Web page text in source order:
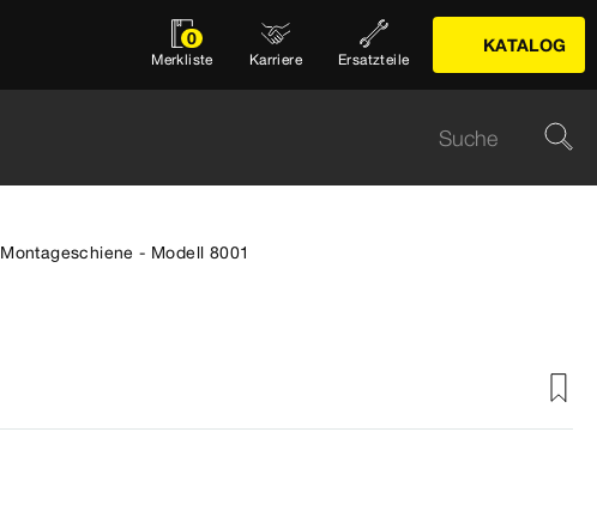
0
Merkliste Karriere Ersatzteile
KATALOG
Montageschiene - Modell 8001